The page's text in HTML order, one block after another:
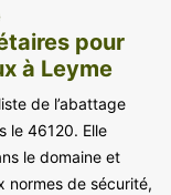
pour
à Leyme
de l’abattage
le 46120. Elle
le domaine et
normes de sécurité,